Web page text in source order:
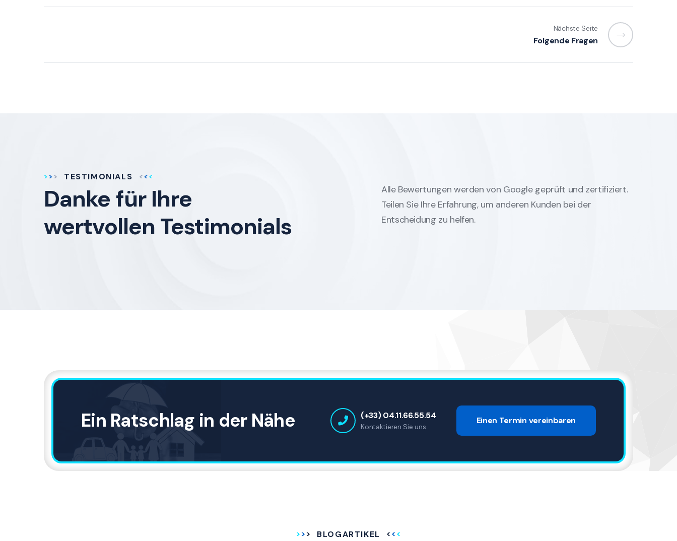
Nächste Seite
Folgende Fragen
TESTIMONIALS
Danke für Ihre
wertvollen Testimonials
Alle Bewertungen werden von Google geprüft und zertifiziert.
Teilen Sie Ihre Erfahrung, um anderen Kunden bei der
Entscheidung zu helfen.
Ein Ratschlag in der Nähe (+33) 04.11.66.55.54
Kontaktieren Sie uns
Einen Termin vereinbaren
BLOGARTIKEL